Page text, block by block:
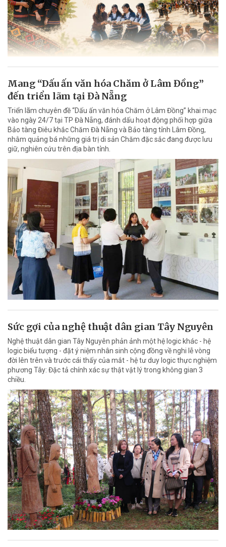
Mang “Dấu ấn văn hóa Chăm ở Lâm Đồng”
đến triển lãm tại Đà Nẵng
Triển lãm chuyên đề “Dấu ấn văn hóa Chăm ở Lâm Đồng” khai mạc
vào ngày 24/7 tại TP Đà Nẵng, đánh dấu hoạt động phối hợp giữa
Bảo tàng Điêu khắc Chăm Đà Nẵng và Bảo tàng tỉnh Lâm Đồng,
nhằm quảng bá những giá trị di sản Chăm đặc sắc đang được lưu
giữ, nghiên cứu trên địa bàn tỉnh.
Sức gợi của nghệ thuật dân gian Tây Nguyên
Nghệ thuật dân gian Tây Nguyên phản ảnh một hệ logic khác - hệ
logic biểu tượng - đặt ý niệm nhân sinh cộng đồng về nghi lễ vòng
đời lên trên và trước cái thấy của mắt - hệ tư duy logic thực nghiệm
phương Tây: Đặc tả chính xác sự thật vật lý trong không gian 3
chiều.